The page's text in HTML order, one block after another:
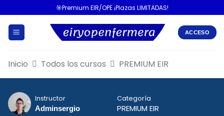
🎯Premium EIR/OPE ¡Plazas LIMITADAS!
ACCESO
Inicio Todos los cursos PREMIUM EIR
Instructor
Adminsergio
Categoría
PREMIUM EIR